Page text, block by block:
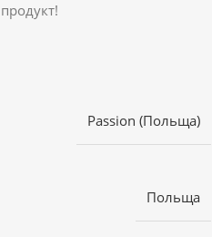
Passion (Польща)
Польща